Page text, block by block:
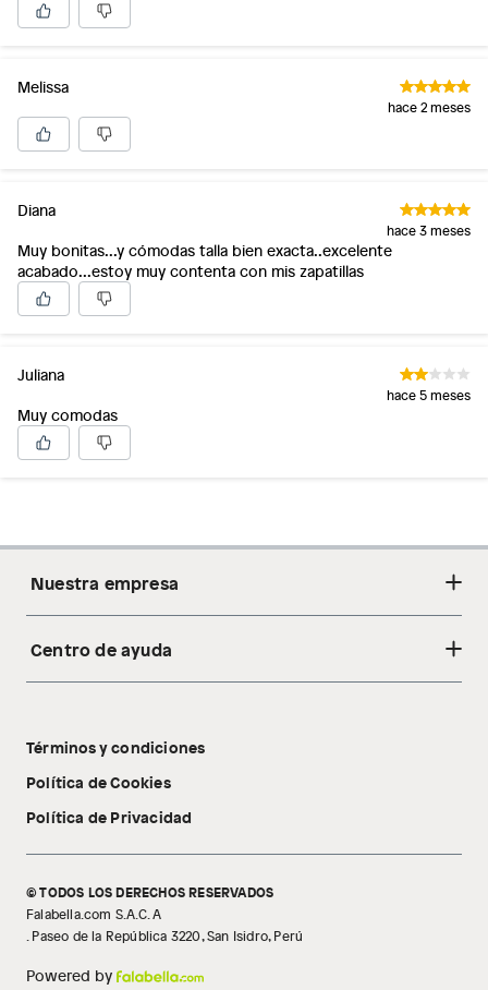
Melissa
hace 2 meses
Diana
hace 3 meses
Muy bonitas...y cómodas talla bien exacta..excelente
acabado...estoy muy contenta con mis zapatillas
Juliana
hace 5 meses
Muy comodas
Nuestra empresa
Acerca de nosotros
Tecnología Pillow Walk
Centro de ayuda
Libro de reclamaciones
Términos y condiciones
Política de Cookies
Política de Privacidad
© TODOS LOS DERECHOS RESERVADOS
Falabella.com S.A.C. A
. Paseo de la República 3220, San Isidro, Perú
Powered by